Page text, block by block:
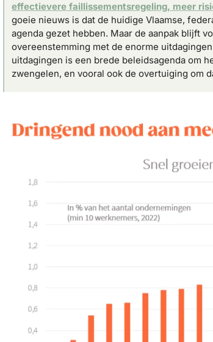
effectievere faillissementsregeling, meer
goeie nieuws is dat de huidige Vlaamse,
agenda gezet hebben. Maar de aanpak blijft
overeenstemming met de enorme
uitdagingen is een brede beleidsagenda om
zwengelen, en vooral ook de overtuiging om